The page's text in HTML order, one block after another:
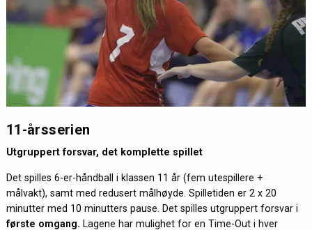
11-årsserien
Utgruppert forsvar, det komplette spillet
Det spilles 6-er-håndball i klassen 11 år (fem utespillere +
målvakt), samt med redusert målhøyde. Spilletiden er 2 x 20
minutter med 10 minutters pause. Det spilles utgruppert forsvar i
første omgang. Lagene har mulighet for en Time-Out i hver